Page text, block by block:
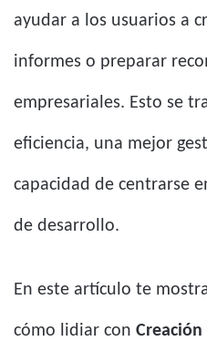
ayudar a los usuarios a
informes o preparar
empresariales. Esto se
eficiencia, una mejor
capacidad de centrarse
de desarrollo.
En este artículo te
cómo lidiar con